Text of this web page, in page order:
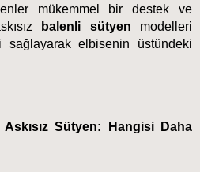
mükemmel bir destek ve
balenli sütyen modelleri
sağlayarak elbisenin üstündeki
Askısız Sütyen: Hangisi Daha